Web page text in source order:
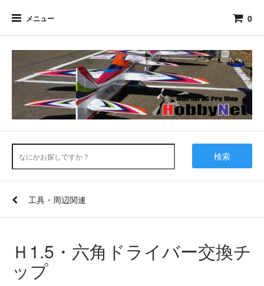
メニュー 0
検索
工具・周辺関連
Ｈ1.5・六角ドライバー交換チ
ップ